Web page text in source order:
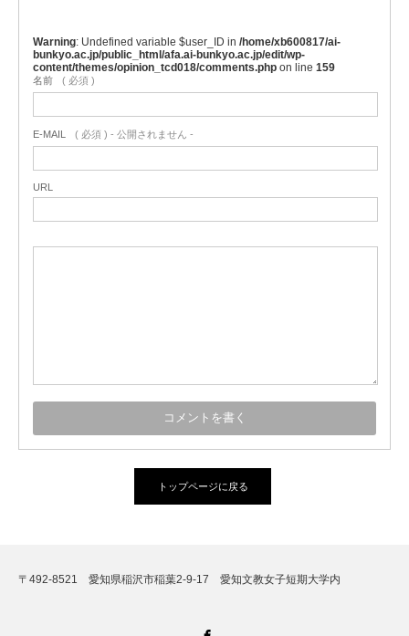
Warning : Undefined variable $user_ID in /home/xb600817/ai-
bunkyo.ac.jp/public_html/afa.ai-bunkyo.ac.jp/edit/wp-
content/themes/opinion_tcd018/comments.php on line 159
名前 ( 必須 )
E-MAIL ( 必須 ) - 公開されません -
URL
トップページに戻る
〒492-8521 愛知県稲沢市稲葉2-9-17 愛知文教女子短期大学内